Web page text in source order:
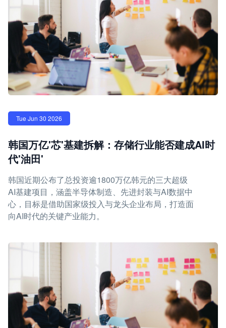
Tue Jun 30 2026
韩国万亿'芯'基建拆解：存储行业能否建成AI时
代'油田'
韩国近期公布了总投资逾1800万亿韩元的三大超级
AI基建项目，涵盖半导体制造、先进封装与AI数据中
心，目标是借助国家级投入与龙头企业布局，打造面
向AI时代的关键产业能力。